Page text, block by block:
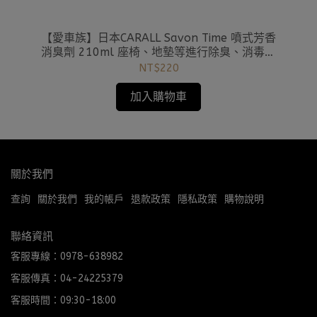
【愛車族】日本CARALL Savon Time 噴式芳香
消臭劑 210ml 座椅、地墊等進行除臭、消毒的
噴霧型
NT$220
加入購物車
關於我們
查詢 關於我們 我的帳戶 退款政策 隱私政策 購物說明
聯絡資訊
客服專線：0978-638982
客服傳真：04-24225379
客服時間：09:30-18:00